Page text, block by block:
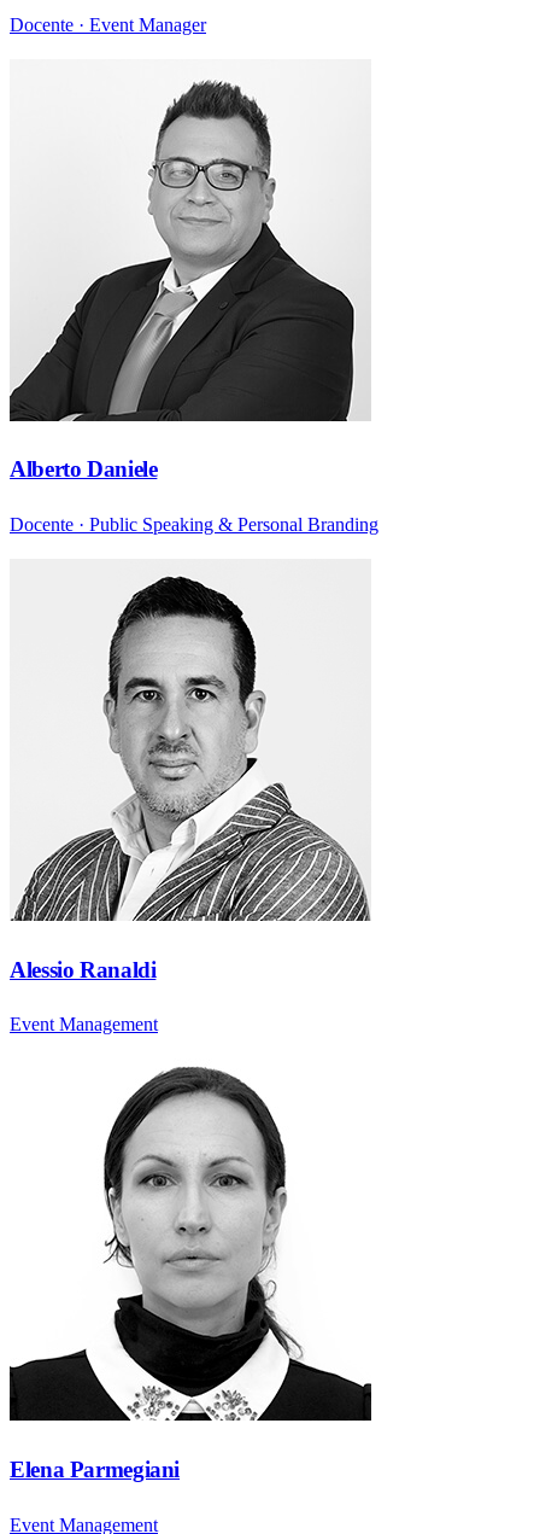
Docente · Event Manager
Alberto Daniele
Docente · Public Speaking & Personal Branding
Alessio Ranaldi
Event Management
Elena Parmegiani
Event Management